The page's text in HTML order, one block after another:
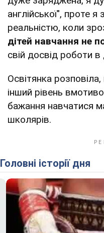
англійської", проте
реальністю, коли
дітей навчання не
свій досвід роботи
Освітянка розповіла,
інший рівень
бажання навчатися
школярів.
Головні історії дня